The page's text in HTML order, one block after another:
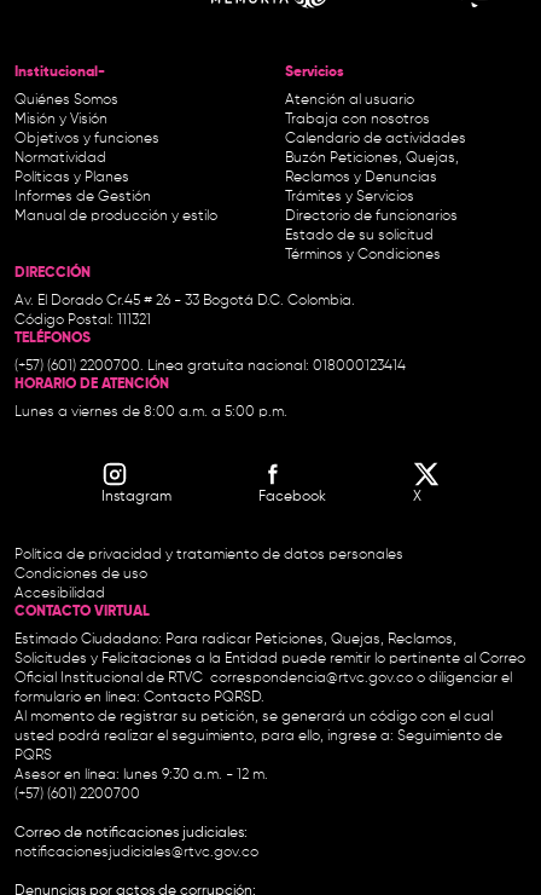
Institucional-
Quiénes Somos
Misión y Visión
Objetivos y funciones
Normatividad
Políticas y Planes
Informes de Gestión
Manual de producción y estilo
Servicios
Atención al usuario
Trabaja con nosotros
Calendario de actividades
Buzón Peticiones, Quejas,
Reclamos y Denuncias
Trámites y Servicios
Directorio de funcionarios
Estado de su solicitud
Términos y Condiciones
DIRECCIÓN
Av. El Dorado Cr.45 # 26 - 33 Bogotá D.C. Colombia.
Código Postal: 111321
TELÉFONOS
(+57) (601) 2200700. Línea gratuita nacional: 018000123414
HORARIO DE ATENCIÓN
Lunes a viernes de 8:00 a.m. a 5:00 p.m.
Instagram Facebook X
Política de privacidad y tratamiento de datos personales
Condiciones de uso
Accesibilidad
CONTACTO VIRTUAL
Estimado Ciudadano: Para radicar Peticiones, Quejas, Reclamos,
Solicitudes y Felicitaciones a la Entidad puede remitir lo pertinente al Correo
Oficial Institucional de RTVC correspondencia@rtvc.gov.co o diligenciar el
formulario en línea: Contacto PQRSD.
Al momento de registrar su petición, se generará un código con el cual
usted podrá realizar el seguimiento, para ello, ingrese a: Seguimiento de
PQRS
Asesor en línea: lunes 9:30 a.m. - 12 m.
(+57) (601) 2200700
Correo de notificaciones judiciales:
notificacionesjudiciales@rtvc.gov.co
Denuncias por actos de corrupción: